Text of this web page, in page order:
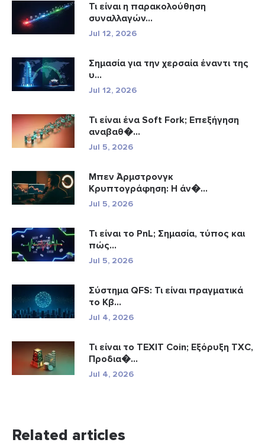
Τι είναι η παρακολούθηση
συναλλαγών...
Jul 12, 2026
Σημασία για την χερσαία έναντι της
υ...
Jul 12, 2026
Τι είναι ένα Soft Fork; Επεξήγηση
αναβαθ�...
Jul 5, 2026
Μπεν Άρμστρονγκ
Κρυπτογράφηση: Η άν�...
Jul 5, 2026
Τι είναι το PnL; Σημασία, τύπος και
πώς...
Jul 5, 2026
Σύστημα QFS: Τι είναι πραγματικά
το Κβ...
Jul 4, 2026
Τι είναι το TEXIT Coin; Εξόρυξη TXC,
Προδια�...
Jul 4, 2026
Related articles